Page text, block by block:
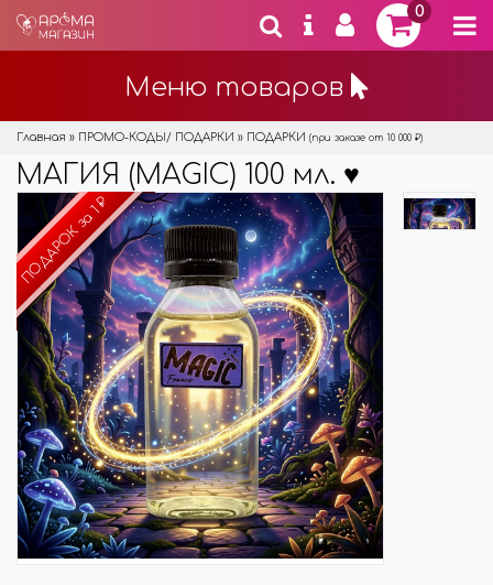
0
Меню товаров
Главная » ПРОМО-КОДЫ/ ПОДАРКИ » ПОДАРКИ (при заказе от 10 000 ₽)
МАГИЯ (MAGIC) 100 мл. ♥
ПОДАРОК за 1 ₽